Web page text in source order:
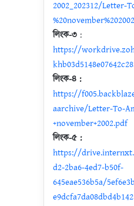
2002_202312/Letter-
লিংক-৩ :
https://
লিংক-৪ :
https://
aarchive/Letter-To-
+november+2002.pdf
লিংক-৫ :
https://
d2-2ba6-4ed7-b50f-
645eae536b5a/